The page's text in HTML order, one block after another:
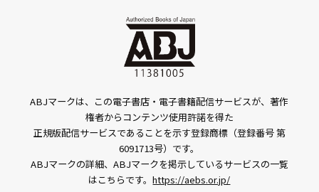
ABJマークは、この電子書店・電子書籍配信サービスが、著作
権者からコンテンツ使用許諾を得た
正規版配信サービスであることを示す登録商標（登録番号 第
6091713号）です。
ABJマークの詳細、ABJマークを掲示しているサービスの一覧
はこちらです。https://aebs.or.jp/